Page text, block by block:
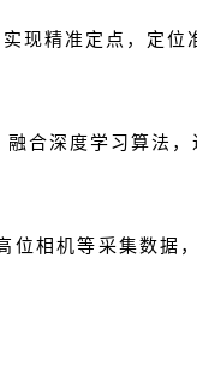
现精准定点，定位
合深度学习算法
相机等采集数据